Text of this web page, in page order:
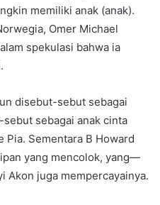
memiliki anak (anak).
Omer Michael
spekulasi bahwa ia
disebut-sebut sebagai
sebagai anak cinta
Pia. Sementara B Howard
yang mencolok, yang—
Akon juga mempercayainya.